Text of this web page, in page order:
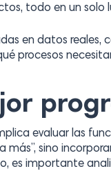
todo en un solo
en datos
procesos
evaluar las
más”, sino
es importante